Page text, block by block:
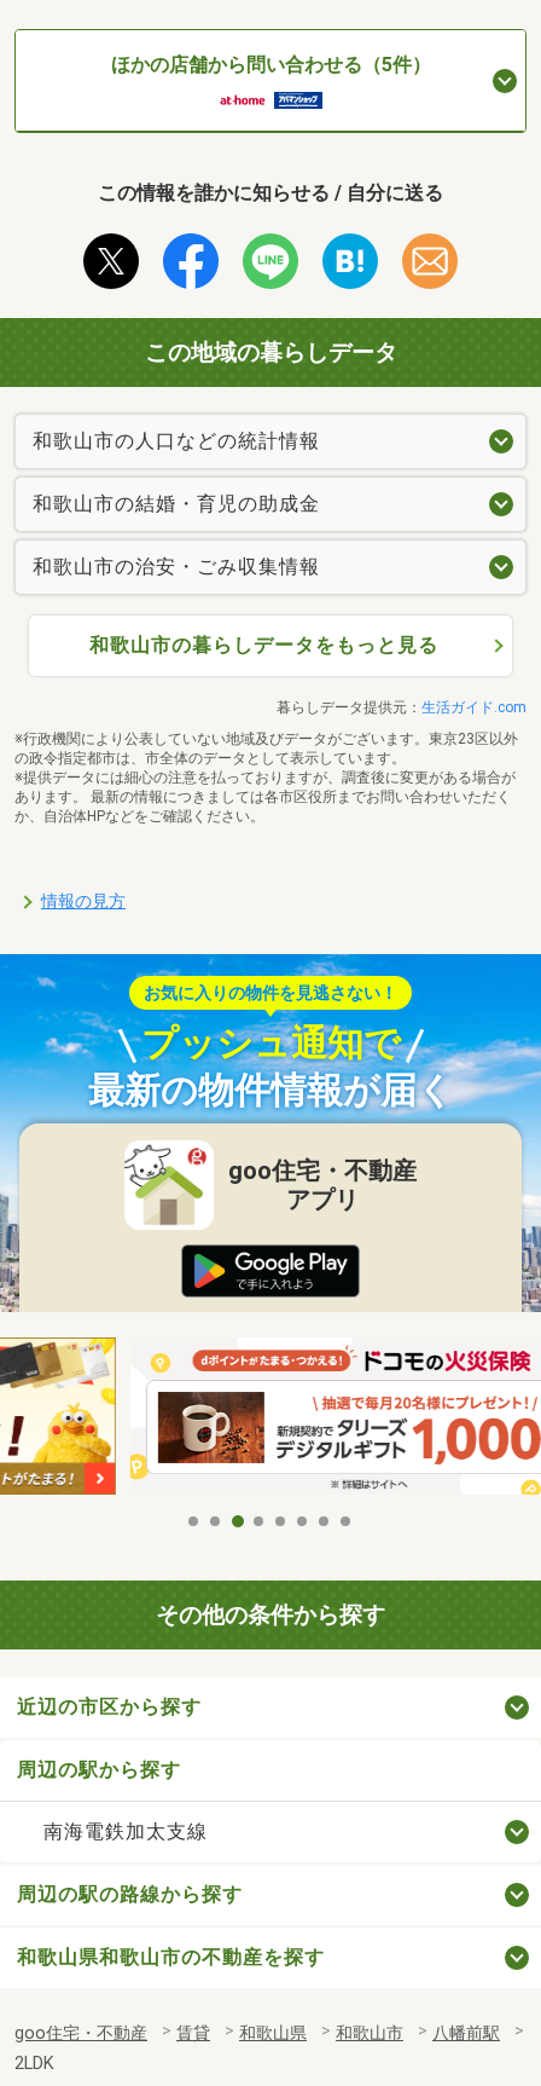
ほかの店舗から問い合わせる（5件）
この情報を誰かに知らせる / 自分に送る
この地域の暮らしデータ
和歌山市の人口などの統計情報
和歌山市の結婚・育児の助成金
和歌山市の治安・ごみ収集情報
和歌山市の暮らしデータをもっと見る
暮らしデータ提供元： 生活ガイド.com
※行政機関により公表していない地域及びデータがございます。東京23区以外
の政令指定都市は、市全体のデータとして表示しています。
※提供データには細心の注意を払っておりますが、調査後に変更がある場合が
あります。 最新の情報につきましては各市区役所までお問い合わせいただく
か、自治体HPなどをご確認ください。
情報の見方
お気に入りの物件を見逃さない！
プッシュ通知で
最新の物件情報が届く
goo住宅・不動産
アプリ
その他の条件から探す
近辺の市区から探す
周辺の駅から探す
南海電鉄加太支線
周辺の駅の路線から探す
和歌山県和歌山市の不動産を探す
goo住宅・不動産 賃貸 和歌山県 和歌山市
八幡前駅
2LDK